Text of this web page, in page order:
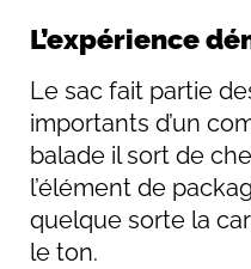
L’expérience
Le sac fait partie
importants d’un
balade il sort de
l’élément de
quelque sorte la
le ton.